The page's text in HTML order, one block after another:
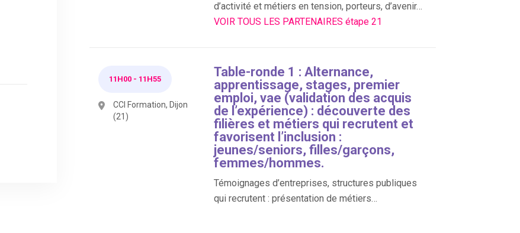
d’activité et métiers en tension, porteurs, d’avenir…
VOIR TOUS LES PARTENAIRES étape 21
11H00 - 11H55
CCI Formation, Dijon
(21)
Table-ronde 1 : Alternance,
apprentissage, stages, premier
emploi, vae (validation des acquis
de l’expérience) : découverte des
filières et métiers qui recrutent et
favorisent l’inclusion :
jeunes/seniors, filles/garçons,
femmes/hommes.
Témoignages d’entreprises, structures publiques
qui recrutent : présentation de métiers…